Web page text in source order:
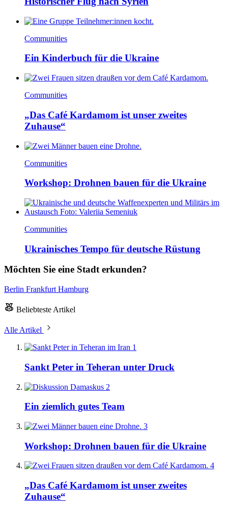
Communities
Ein Kinderbuch für die Ukraine
Communities
„Das Café Kardamom ist unser zweites
Zuhause“
Communities
Workshop: Drohnen bauen für die Ukraine
Communities
Ukrainisches Tempo für deutsche Rüstung
Möchten Sie eine Stadt erkunden?
Berlin Frankfurt Hamburg
Beliebteste Artikel
Alle Artikel
1
Sankt Peter in Teheran unter Druck
2
Ein ziemlich gutes Team
3
Workshop: Drohnen bauen für die Ukraine
4
„Das Café Kardamom ist unser zweites
Zuhause“